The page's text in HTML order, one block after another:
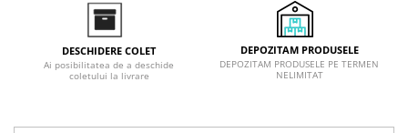
Plite cu hota integrata
DESCHIDERE COLET
Ai posibilitatea de a deschide
coletului la livrare
DEPOZITAM PRODUSELE
DEPOZITAM PRODUSELE PE TERMEN
NELIMITAT